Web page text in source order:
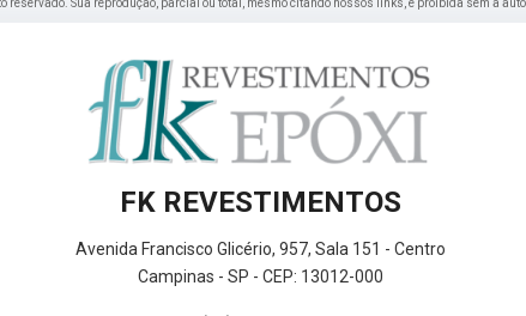
FK REVESTIMENTOS
Avenida Francisco Glicério, 957, Sala 151 - Centro
Campinas - SP - CEP: 13012-000